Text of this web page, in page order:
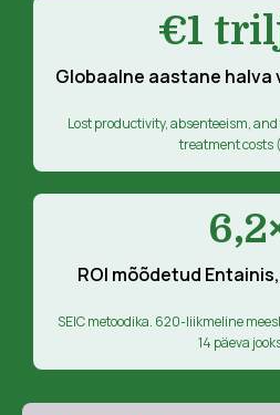
€1
Globaalne aastane halva
Lost productivity, absenteeism,
treatment costs
ROI mõõdetud
SEIC metoodika. 620-liikmeline
14 päeva